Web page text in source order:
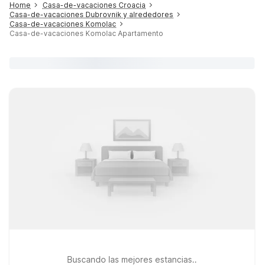
Home
Casa-de-vacaciones Croacia
Casa-de-vacaciones Dubrovnik y alrededores
Casa-de-vacaciones Komolac
Casa-de-vacaciones Komolac Apartamento
Buscando las mejores estancias..